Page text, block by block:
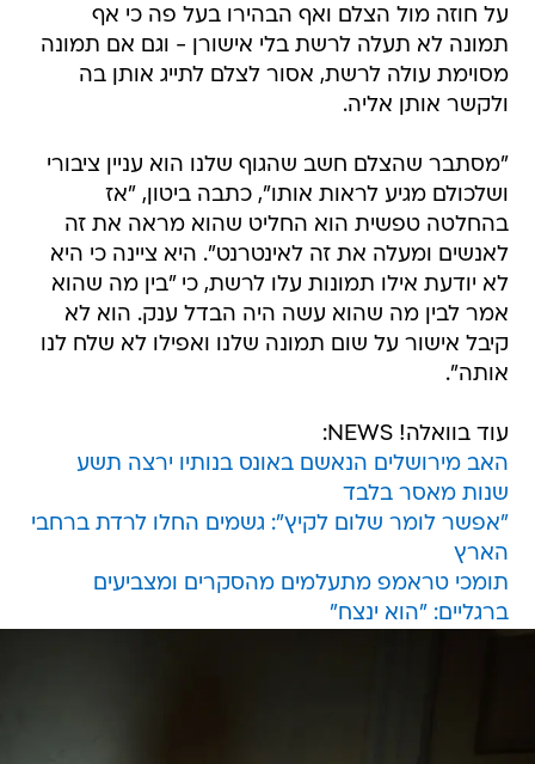
על חוזה מול הצלם ואף הבהירו בעל פה כי אף
תמונה לא תעלה לרשת בלי אישורן - וגם אם תמונה
מסוימת עולה לרשת, אסור לצלם לתייג אותן בה
ולקשר אותן אליה.
"מסתבר שהצלם חשב שהגוף שלנו הוא עניין ציבורי
ושלכולם מגיע לראות אותו", כתבה ביטון, "אז
בהחלטה טפשית הוא החליט שהוא מראה את זה
לאנשים ומעלה את זה לאינטרנט". היא ציינה כי היא
לא יודעת אילו תמונות עלו לרשת, כי "בין מה שהוא
אמר לבין מה שהוא עשה היה הבדל ענק. הוא לא
קיבל אישור על שום תמונה שלנו ואפילו לא שלח לנו
אותה".
עוד בוואלה! NEWS:
האב מירושלים הנאשם באונס בנותיו ירצה תשע
שנות מאסר בלבד
"אפשר לומר שלום לקיץ": גשמים החלו לרדת ברחבי
הארץ
תומכי טראמפ מתעלמים מהסקרים ומצביעים
ברגליים: "הוא ינצח"